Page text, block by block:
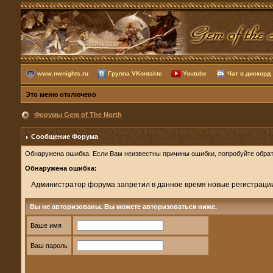
www.nwnights.ru Группа VKontakte Youtube Чат в дискорд
Это меню отключено
Форумы Gem of The North
Сообщение Форума
Обнаружена ошибка. Если Вам неизвестны причины ошибки, попробуйте
Обнаружена ошибка:
Администратор форума запретил в данное время новые
Вы не авторизованы. Вы можете авторизоваться ниже.
Ваше имя
Ваш пароль